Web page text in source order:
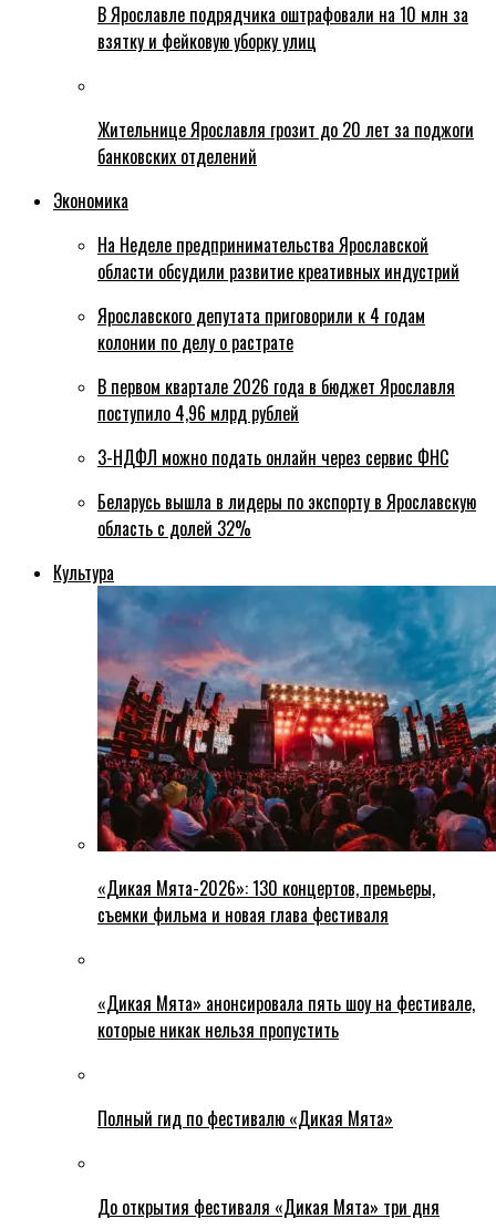
В Ярославле подрядчика оштрафовали на 10 млн за
взятку и фейковую уборку улиц
Жительнице Ярославля грозит до 20 лет за поджоги
банковских отделений
Экономика
На Неделе предпринимательства Ярославской
области обсудили развитие креативных индустрий
Ярославского депутата приговорили к 4 годам
колонии по делу о растрате
В первом квартале 2026 года в бюджет Ярославля
поступило 4,96 млрд рублей
3-НДФЛ можно подать онлайн через сервис ФНС
Беларусь вышла в лидеры по экспорту в Ярославскую
область с долей 32%
Культура
«Дикая Мята-2026»: 130 концертов, премьеры,
съемки фильма и новая глава фестиваля
«Дикая Мята» анонсировала пять шоу на фестивале,
которые никак нельзя пропустить
Полный гид по фестивалю «Дикая Мята»
До открытия фестиваля «Дикая Мята» три дня